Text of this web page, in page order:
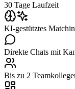
30 Tage Laufzeit
KI-gestütztes
Direkte Chats mit
Bis zu 2